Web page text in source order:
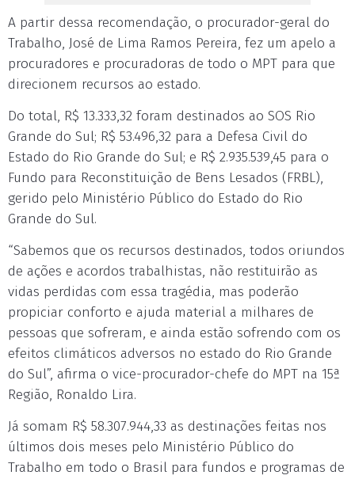
A partir dessa recomendação, o procurador-geral do
Trabalho, José de Lima Ramos Pereira, fez um apelo a
procuradores e procuradoras de todo o MPT para que
direcionem recursos ao estado.
Do total, R$ 13.333,32 foram destinados ao SOS Rio
Grande do Sul; R$ 53.496,32 para a Defesa Civil do
Estado do Rio Grande do Sul; e R$ 2.935.539,45 para o
Fundo para Reconstituição de Bens Lesados (FRBL),
gerido pelo Ministério Público do Estado do Rio
Grande do Sul.
“Sabemos que os recursos destinados, todos oriundos
de ações e acordos trabalhistas, não restituirão as
vidas perdidas com essa tragédia, mas poderão
propiciar conforto e ajuda material a milhares de
pessoas que sofreram, e ainda estão sofrendo com os
efeitos climáticos adversos no estado do Rio Grande
do Sul”, afirma o vice-procurador-chefe do MPT na 15ª
Região, Ronaldo Lira.
Já somam R$ 58.307.944,33 as destinações feitas nos
últimos dois meses pelo Ministério Público do
Trabalho em todo o Brasil para fundos e programas de